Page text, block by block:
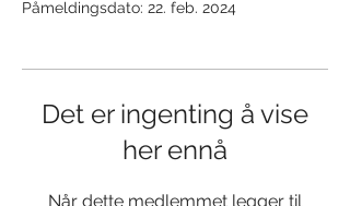
Påmeldingsdato: 22. feb. 2024
Det er ingenting å vise
her ennå
Når dette medlemmet legger til